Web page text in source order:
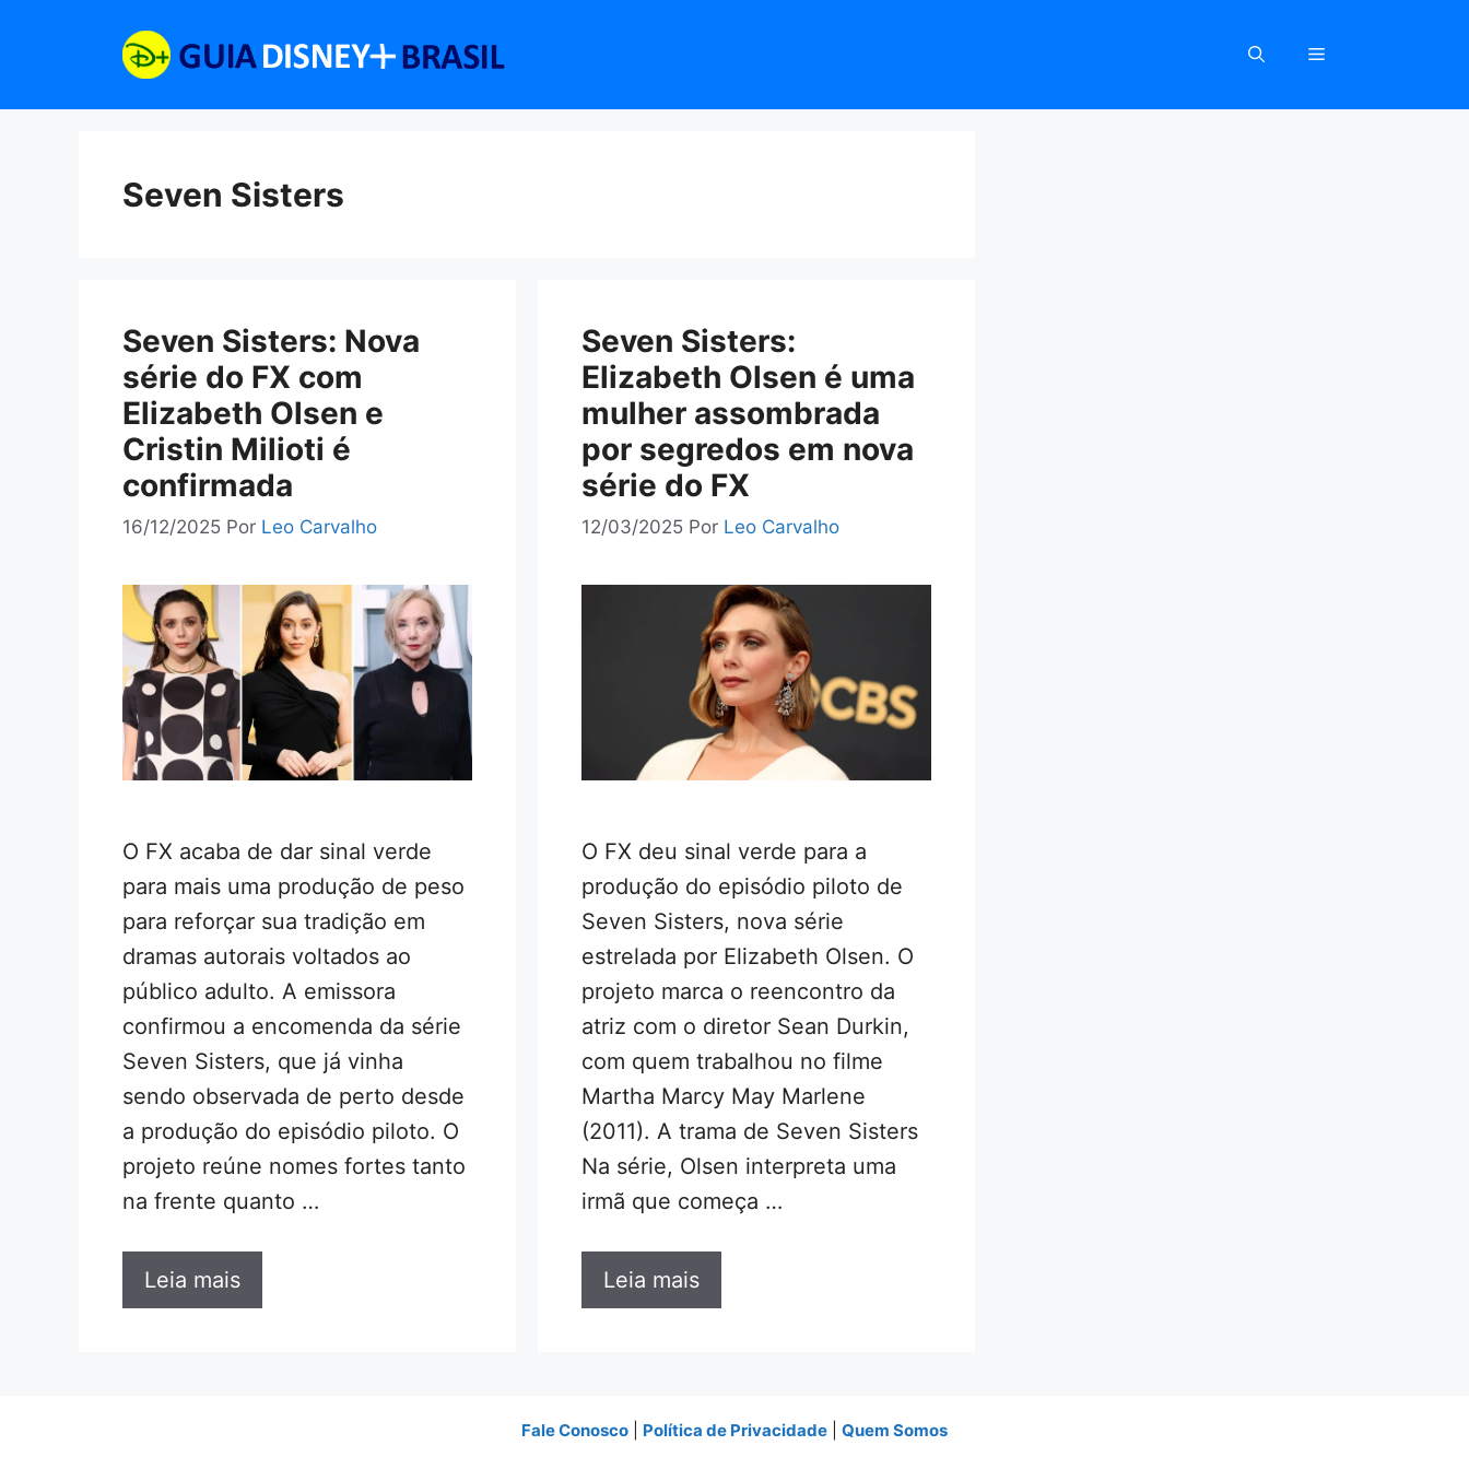
Seven Sisters
Seven Sisters: Nova
série do FX com
Elizabeth Olsen e
Cristin Milioti é
confirmada
16/12/2025 Por Leo Carvalho
O FX acaba de dar sinal verde
para mais uma produção de peso
para reforçar sua tradição em
dramas autorais voltados ao
público adulto. A emissora
confirmou a encomenda da série
Seven Sisters, que já vinha
sendo observada de perto desde
a produção do episódio piloto. O
projeto reúne nomes fortes tanto
na frente quanto …
Leia mais
Seven Sisters:
Elizabeth Olsen é uma
mulher assombrada
por segredos em nova
série do FX
12/03/2025 Por Leo Carvalho
O FX deu sinal verde para a
produção do episódio piloto de
Seven Sisters, nova série
estrelada por Elizabeth Olsen. O
projeto marca o reencontro da
atriz com o diretor Sean Durkin,
com quem trabalhou no filme
Martha Marcy May Marlene
(2011). A trama de Seven Sisters
Na série, Olsen interpreta uma
irmã que começa …
Leia mais
Fale Conosco Política de Privacidade Quem Somos